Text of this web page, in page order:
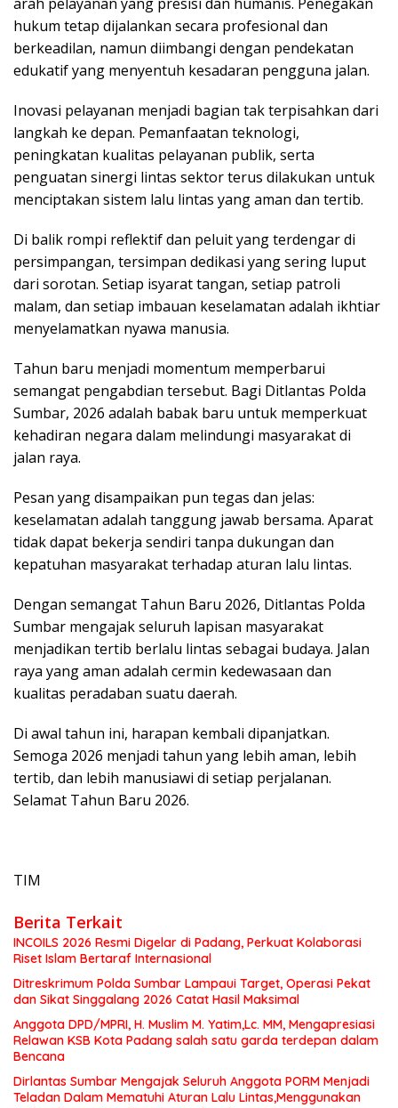
hukum tetap dijalankan secara profesional dan
berkeadilan, namun diimbangi dengan pendekatan
edukatif yang menyentuh kesadaran pengguna jalan.
Inovasi pelayanan menjadi bagian tak terpisahkan dari
langkah ke depan. Pemanfaatan teknologi,
peningkatan kualitas pelayanan publik, serta
penguatan sinergi lintas sektor terus dilakukan untuk
menciptakan sistem lalu lintas yang aman dan tertib.
Di balik rompi reflektif dan peluit yang terdengar di
persimpangan, tersimpan dedikasi yang sering luput
dari sorotan. Setiap isyarat tangan, setiap patroli
malam, dan setiap imbauan keselamatan adalah ikhtiar
menyelamatkan nyawa manusia.
Tahun baru menjadi momentum memperbarui
semangat pengabdian tersebut. Bagi Ditlantas Polda
Sumbar, 2026 adalah babak baru untuk memperkuat
kehadiran negara dalam melindungi masyarakat di
jalan raya.
Pesan yang disampaikan pun tegas dan jelas:
keselamatan adalah tanggung jawab bersama. Aparat
tidak dapat bekerja sendiri tanpa dukungan dan
kepatuhan masyarakat terhadap aturan lalu lintas.
Dengan semangat Tahun Baru 2026, Ditlantas Polda
Sumbar mengajak seluruh lapisan masyarakat
menjadikan tertib berlalu lintas sebagai budaya. Jalan
raya yang aman adalah cermin kedewasaan dan
kualitas peradaban suatu daerah.
Di awal tahun ini, harapan kembali dipanjatkan.
Semoga 2026 menjadi tahun yang lebih aman, lebih
tertib, dan lebih manusiawi di setiap perjalanan.
Selamat Tahun Baru 2026.
TIM
Berita Terkait
INCOILS 2026 Resmi Digelar di Padang, Perkuat Kolaborasi
Riset Islam Bertaraf Internasional
Ditreskrimum Polda Sumbar Lampaui Target, Operasi Pekat
dan Sikat Singgalang 2026 Catat Hasil Maksimal
Anggota DPD/MPRI, H. Muslim M. Yatim,Lc. MM, Mengapresiasi
Relawan KSB Kota Padang salah satu garda terdepan dalam
Bencana
Dirlantas Sumbar Mengajak Seluruh Anggota PORM Menjadi
Teladan Dalam Mematuhi Aturan Lalu Lintas,Menggunakan